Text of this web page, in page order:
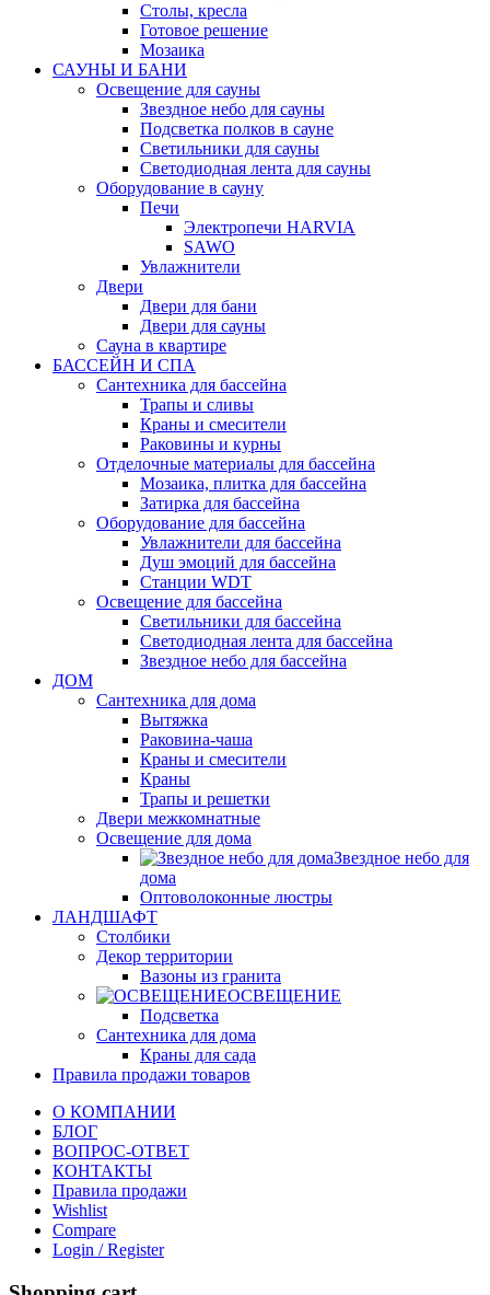
Столы, кресла
Готовое решение
Мозаика
САУНЫ И БАНИ
Освещение для сауны
Звездное небо для сауны
Подсветка полков в сауне
Светильники для сауны
Светодиодная лента для сауны
Оборудование в сауну
Печи
Электропечи HARVIA
SAWO
Увлажнители
Двери
Двери для бани
Двери для сауны
Сауна в квартире
БАССЕЙН И СПА
Сантехника для бассейна
Трапы и сливы
Краны и смесители
Раковины и курны
Отделочные материалы для бассейна
Мозаика, плитка для бассейна
Затирка для бассейна
Оборудование для бассейна
Увлажнители для бассейна
Душ эмоций для бассейна
Станции WDT
Освещение для бассейна
Светильники для бассейна
Светодиодная лента для бассейна
Звездное небо для бассейна
ДОМ
Сантехника для дома
Вытяжка
Раковина-чаша
Краны и смесители
Краны
Трапы и решетки
Двери межкомнатные
Освещение для дома
Звездное небо для
дома
Оптоволоконные люстры
ЛАНДШАФТ
Столбики
Декор территории
Вазоны из гранита
ОСВЕЩЕНИЕ
Подсветка
Сантехника для дома
Краны для сада
Правила продажи товаров
О КОМПАНИИ
БЛОГ
ВОПРОС-ОТВЕТ
КОНТАКТЫ
Правила продажи
Wishlist
Compare
Login / Register